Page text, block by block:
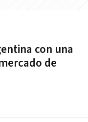
con una
de